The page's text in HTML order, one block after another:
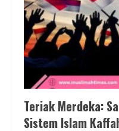
Teriak Merdeka:
Sistem Islam